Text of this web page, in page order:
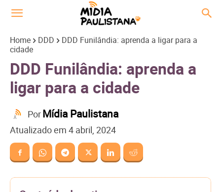
Home DDD
DDD Funilândia: aprenda a ligar para a
cidade
DDD Funilândia: aprenda a
ligar para a cidade
PorMídia Paulistana
Atualizado em 4 abril, 2024